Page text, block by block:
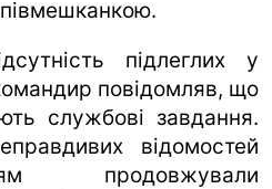
підлеглих у
повідомляв, що
службові завдання.
відомостей
продовжували